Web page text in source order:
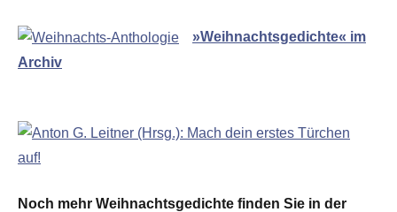
»Weihnachtsgedichte« im
Archiv
Noch mehr Weihnachtsgedichte finden Sie in der